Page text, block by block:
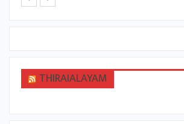
THIRAIALAYAM